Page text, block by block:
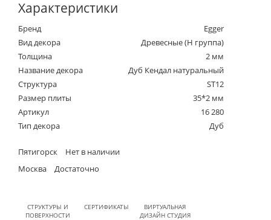
Характеристики
Бренд
Egger
Вид декора
Древесные (Н группа)
Толщина
2 мм
Название декора
Дуб Кендал натуральный
Структура
ST12
Размер плиты
35*2 мм
Артикул
16 280
Тип декора
Дуб
Пятигорск
Нет в наличии
Москва
Достаточно
СТРУКТУРЫ И
ПОВЕРХНОСТИ
СЕРТИФИКАТЫ
ВИРТУАЛЬНАЯ
ДИЗАЙН СТУДИЯ